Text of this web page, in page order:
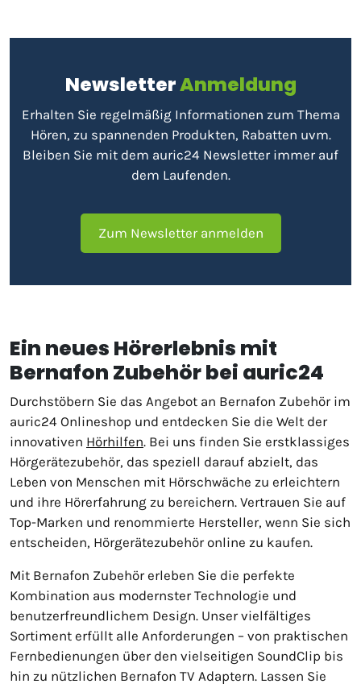
NewsletterAnmeldung
Erhalten Sie regelmäßig Informationen zum Thema
Hören, zu spannenden Produkten, Rabatten uvm.
Bleiben Sie mit dem auric24 Newsletter immer auf
dem Laufenden.
Zum Newsletter anmelden
Ein neues Hörerlebnis mit
Bernafon Zubehör bei auric24
Durchstöbern Sie das Angebot an Bernafon Zubehör im
auric24 Onlineshop und entdecken Sie die Welt der
innovativen Hörhilfen. Bei uns finden Sie erstklassiges
Hörgerätezubehör, das speziell darauf abzielt, das
Leben von Menschen mit Hörschwäche zu erleichtern
und ihre Hörerfahrung zu bereichern. Vertrauen Sie auf
Top-Marken und renommierte Hersteller, wenn Sie sich
entscheiden, Hörgerätezubehör online zu kaufen.
Mit Bernafon Zubehör erleben Sie die perfekte
Kombination aus modernster Technologie und
benutzerfreundlichem Design. Unser vielfältiges
Sortiment erfüllt alle Anforderungen – von praktischen
Fernbedienungen über den vielseitigen SoundClip bis
hin zu nützlichen Bernafon TV Adaptern. Lassen Sie